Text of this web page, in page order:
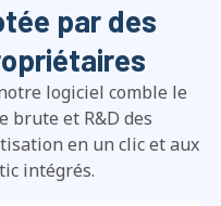
par des
logiciel comble le
brute et R&D des
en un clic et aux
intégrés.